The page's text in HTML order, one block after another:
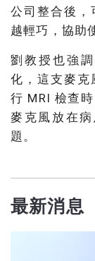
公司整合後，
越輕巧，協助
劉教授也強
化，這支麥克
行 MRI 檢查
麥克風放在
題。
最新消息